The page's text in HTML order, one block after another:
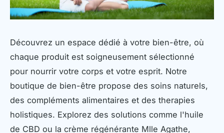
Découvrez un espace dédié à votre bien-être, où
chaque produit est soigneusement sélectionné
pour nourrir votre corps et votre esprit. Notre
boutique de bien-être propose des soins naturels,
des compléments alimentaires et des therapies
holistiques. Explorez des solutions comme l'huile
de CBD ou la crème régénérante Mlle Agathe,